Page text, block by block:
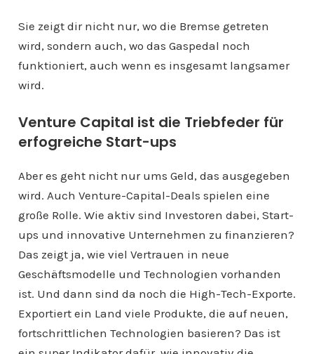
Sie zeigt dir nicht nur, wo die Bremse getreten
wird, sondern auch, wo das Gaspedal noch
funktioniert, auch wenn es insgesamt langsamer
wird.
Venture Capital ist die Triebfeder für
erfogreiche Start-ups
Aber es geht nicht nur ums Geld, das ausgegeben
wird. Auch Venture-Capital-Deals spielen eine
große Rolle. Wie aktiv sind Investoren dabei, Start-
ups und innovative Unternehmen zu finanzieren?
Das zeigt ja, wie viel Vertrauen in neue
Geschäftsmodelle und Technologien vorhanden
ist. Und dann sind da noch die High-Tech-Exporte.
Exportiert ein Land viele Produkte, die auf neuen,
fortschrittlichen Technologien basieren? Das ist